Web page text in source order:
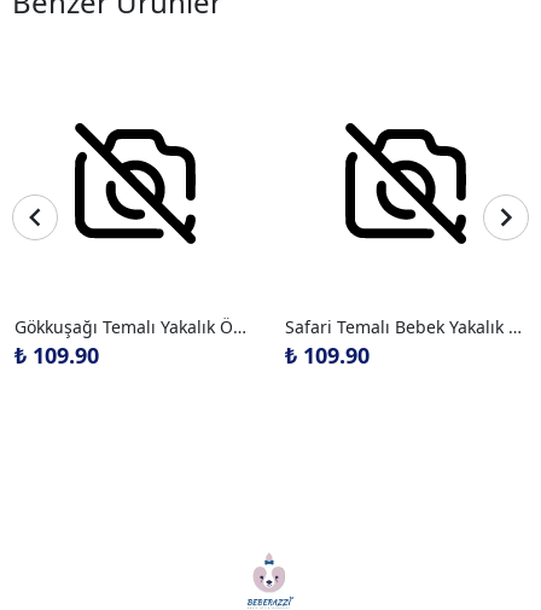
Gökkuşağı Temalı Yakalık Önlük
₺ 109.90
Safari Temalı Bebek Yakalık Önlük
₺ 109.90